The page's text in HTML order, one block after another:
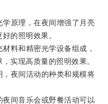
原理，在夜间增强了月亮
的照明效果。
料和精密光学设备组成，
实现高质量的照明效果。
夜间活动的种类和规模将
间音乐会或野餐活动可以